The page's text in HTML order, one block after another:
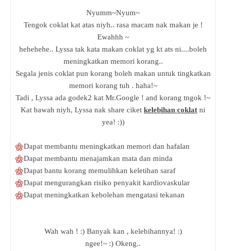
Nyumm~Nyum~
Tengok coklat kat atas niyh.. rasa macam nak makan je !
Ewahhh ~
hehehehe.. Lyssa tak kata makan coklat yg kt ats ni....boleh
meningkatkan memori korang..
Segala jenis coklat pun korang boleh makan untuk tingkatkan
memori korang tuh . haha!~
Tadi , Lyssa ada godek2 kat Mr.Google ! and korang tngok !~
Kat bawah niyh, Lyssa nak share ciket kelebihan coklat ni
yea! :))
Dapat membantu meningkatkan memori dan hafalan
Dapat membantu menajamkan mata dan minda
Dapat bantu korang memulihkan keletihan saraf
Dapat mengurangkan risiko penyakit kardiovaskular
Dapat meningkatkan kebolehan mengatasi tekanan
Wah wah ! :) Banyak kan , kelebihannya! :)
ngee!~ :) Okeng..